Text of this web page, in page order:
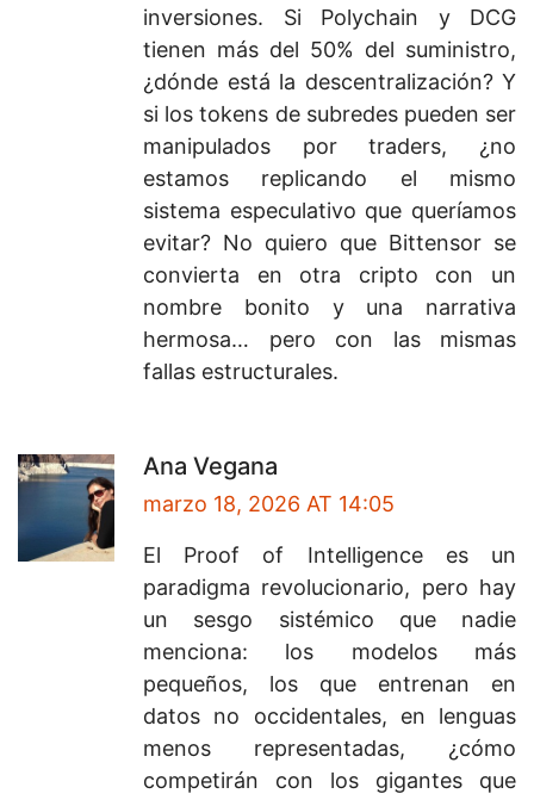
inversiones. Si Polychain y DCG
tienen más del 50% del suministro,
¿dónde está la descentralización? Y
si los tokens de subredes pueden ser
manipulados por traders, ¿no
estamos replicando el mismo
sistema especulativo que queríamos
evitar? No quiero que Bittensor se
convierta en otra cripto con un
nombre bonito y una narrativa
hermosa… pero con las mismas
fallas estructurales.
Ana Vegana
marzo 18, 2026 AT 14:05
El Proof of Intelligence es un
paradigma revolucionario, pero hay
un sesgo sistémico que nadie
menciona: los modelos más
pequeños, los que entrenan en
datos no occidentales, en lenguas
menos representadas, ¿cómo
competirán con los gigantes que